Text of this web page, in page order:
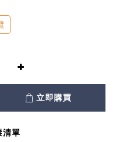
立即購買
清單